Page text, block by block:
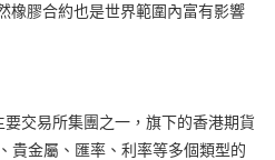
橡膠合約也是世界範圍內富有影響
交易所集團之一，旗下的香港期貨
貴金屬、匯率、利率等多個類型的